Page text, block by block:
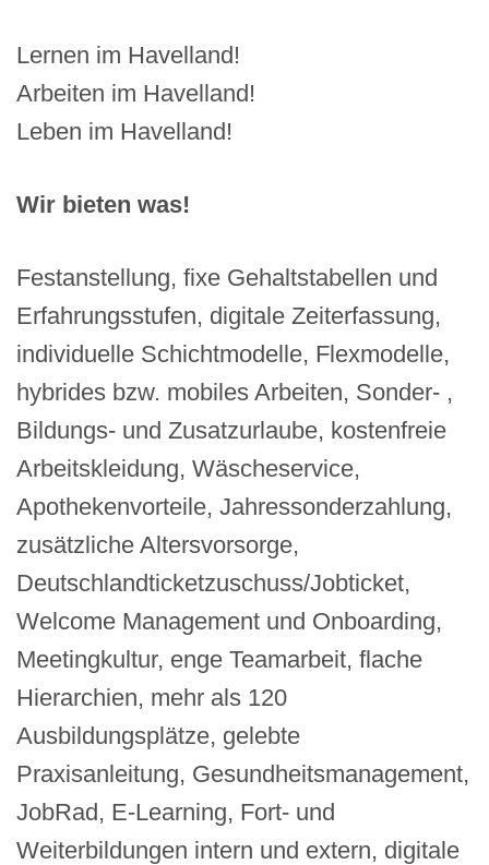
Lernen im Havelland!
Arbeiten im Havelland!
Leben im Havelland!
Wir bieten was!
Festanstellung, fixe Gehaltstabellen und
Erfahrungsstufen, digitale Zeiterfassung,
individuelle Schichtmodelle, Flexmodelle,
hybrides bzw. mobiles Arbeiten, Sonder- ,
Bildungs- und Zusatzurlaube, kostenfreie
Arbeitskleidung, Wäscheservice,
Apothekenvorteile, Jahressonderzahlung,
zusätzliche Altersvorsorge,
Deutschlandticketzuschuss/Jobticket,
Welcome Management und Onboarding,
Meetingkultur, enge Teamarbeit, flache
Hierarchien, mehr als 120
Ausbildungsplätze, gelebte
Praxisanleitung, Gesundheitsmanagement,
JobRad, E-Learning, Fort- und
Weiterbildungen intern und extern, digitale